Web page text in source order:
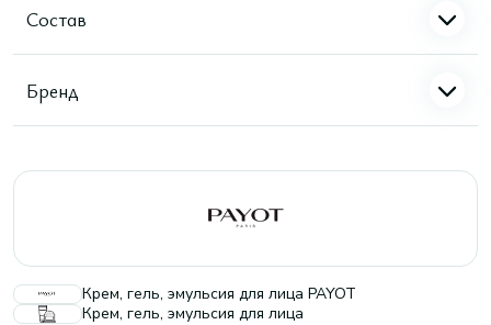
Состав
Бренд
Крем, гель, эмульсия для лица PAYOT
Крем, гель, эмульсия для лица